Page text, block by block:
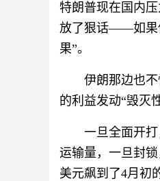
特朗普现在国内
放了狠话——如果
果”。
伊朗那边也
的利益发动“毁灭
一旦全面开
运输量，一旦封
美元飙到了4月初